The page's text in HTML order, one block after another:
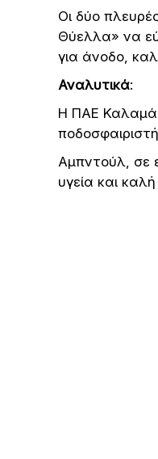
Οι δύο
Θύελλα» να
για άνοδο,
Αναλυτικά:
Η ΠΑΕ
Αμπντούλ, σε
υγεία και